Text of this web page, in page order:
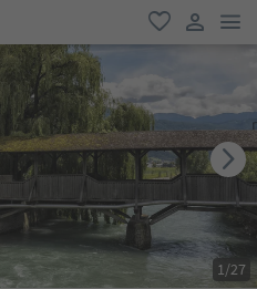
favoriti
user link
1/27